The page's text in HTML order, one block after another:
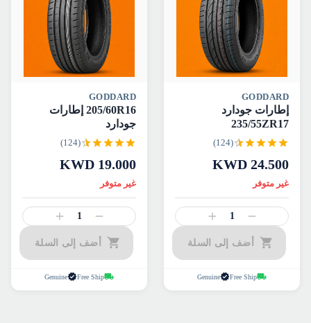
GODDARD
إطارات جودارد
235/55ZR17
(124)
24.500
غير متوفر
1
أضف إلى السلة
Free Ship
Genuine
GODDARD
205/60R16 إطارات
جودارد
(124)
19.000
غير متوفر
1
أضف إلى السلة
Free Ship
Genuine